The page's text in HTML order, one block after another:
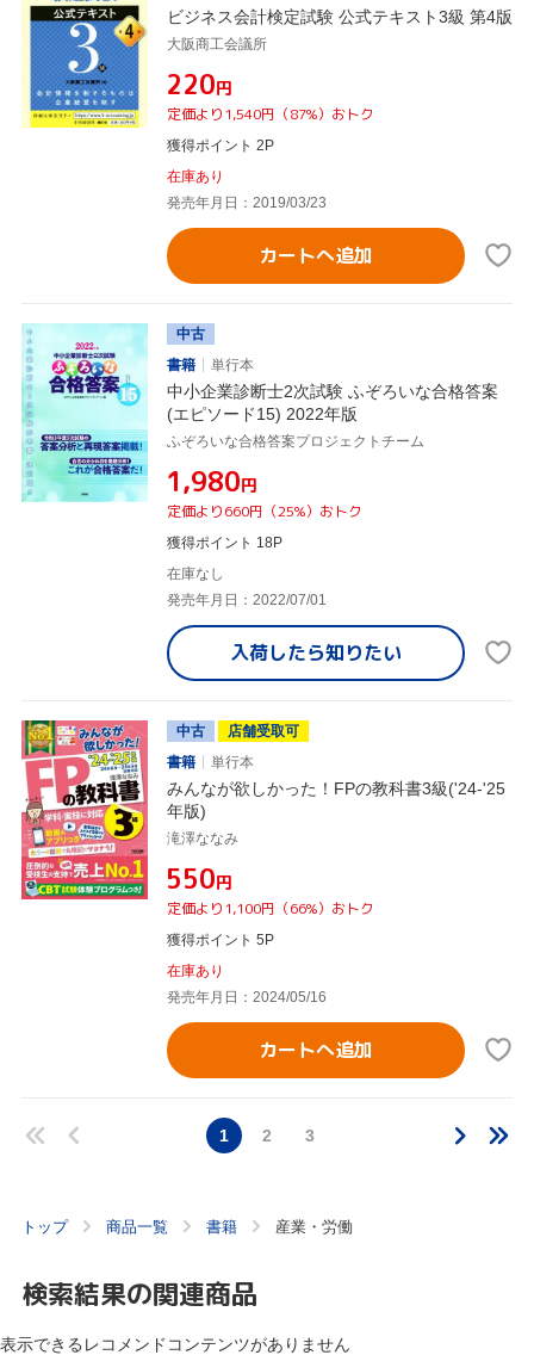
ビジネス会計検定試験 公式テキスト3級 第4版
大阪商工会議所
¥220円
定価より1,540円（87%）おトク
獲得ポイント 2P
在庫あり
発売年月日：2019/03/23
カートへ追加
中古
書籍
単行本
中小企業診断士2次試験 ふぞろいな合格答案
(エピソード15) 2022年版
ふぞろいな合格答案プロジェクトチーム
¥1,980円
定価より660円（25%）おトク
獲得ポイント 18P
在庫なし
発売年月日：2022/07/01
入荷したら知りたい
中古
店舗受取可
書籍
単行本
みんなが欲しかった！FPの教科書3級('24-'25
年版)
滝澤ななみ
¥550円
定価より1,100円（66%）おトク
獲得ポイント 5P
在庫あり
発売年月日：2024/05/16
カートへ追加
1 2 3
トップ 商品一覧 書籍 産業・労働
検索結果の関連商品
表示できるレコメンドコンテンツがありません